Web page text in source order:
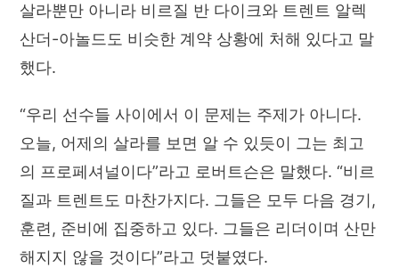
살라뿐만 아니라 비르질 반 다이크와 트렌트 알렉
산더-아놀드도 비슷한 계약 상황에 처해 있다고 말
했다.
“우리 선수들 사이에서 이 문제는 주제가 아니다.
오늘, 어제의 살라를 보면 알 수 있듯이 그는 최고
의 프로페셔널이다”라고 로버트슨은 말했다. “비르
질과 트렌트도 마찬가지다. 그들은 모두 다음 경기,
훈련, 준비에 집중하고 있다. 그들은 리더이며 산만
해지지 않을 것이다”라고 덧붙였다.